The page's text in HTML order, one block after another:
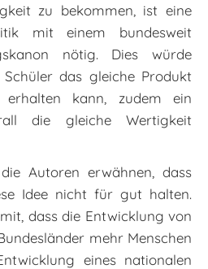
zu bekommen, ist eine
mit einem bundesweit
nötig. Dies würde
das gleiche Produkt
kann, zudem ein
die gleiche Wertigkeit
Autoren erwähnen, dass
Idee nicht für gut halten.
dass die Entwicklung von
mehr Menschen
eines nationalen